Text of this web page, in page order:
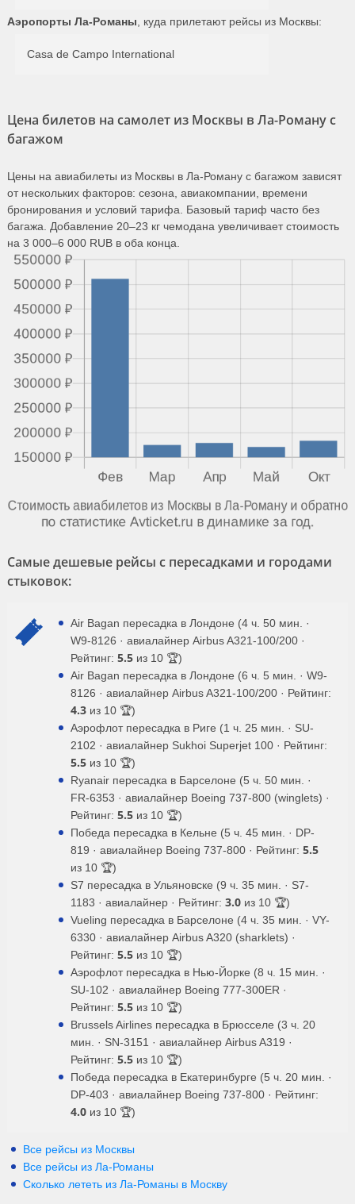
Аэропорты Ла-Романы , куда прилетают рейсы из Москвы:
Casa de Campo International
Цена билетов на самолет из Москвы в Ла-Роману с
багажом
Цены на авиабилеты из Москвы в Ла-Роману с багажом зависят
от нескольких факторов: сезона, авиакомпании, времени
бронирования и условий тарифа. Базовый тариф часто без
багажа. Добавление 20–23 кг чемодана увеличивает стоимость
на 3 000–6 000 RUB в оба конца.
Самые дешевые рейсы с пересадками и городами
стыковок:
Air Bagan пересадка в Лондоне (4 ч. 50 мин. ·
W9-8126 · авиалайнер Airbus A321-100/200 ·
Рейтинг: 5.5 из 10 🏆)
Air Bagan пересадка в Лондоне (6 ч. 5 мин. · W9-
8126 · авиалайнер Airbus A321-100/200 · Рейтинг:
4.3 из 10 🏆)
Аэрофлот пересадка в Риге (1 ч. 25 мин. · SU-
2102 · авиалайнер Sukhoi Superjet 100 · Рейтинг:
5.5 из 10 🏆)
Ryanair пересадка в Барселоне (5 ч. 50 мин. ·
FR-6353 · авиалайнер Boeing 737-800 (winglets) ·
Рейтинг: 5.5 из 10 🏆)
Победа пересадка в Кельне (5 ч. 45 мин. · DP-
819 · авиалайнер Boeing 737-800 · Рейтинг: 5.5
из 10 🏆)
S7 пересадка в Ульяновске (9 ч. 35 мин. · S7-
1183 · авиалайнер · Рейтинг: 3.0 из 10 🏆)
Vueling пересадка в Барселоне (4 ч. 35 мин. · VY-
6330 · авиалайнер Airbus A320 (sharklets) ·
Рейтинг: 5.5 из 10 🏆)
Аэрофлот пересадка в Нью-Йорке (8 ч. 15 мин. ·
SU-102 · авиалайнер Boeing 777-300ER ·
Рейтинг: 5.5 из 10 🏆)
Brussels Airlines пересадка в Брюсселе (3 ч. 20
мин. · SN-3151 · авиалайнер Airbus A319 ·
Рейтинг: 5.5 из 10 🏆)
Победа пересадка в Екатеринбурге (5 ч. 20 мин. ·
DP-403 · авиалайнер Boeing 737-800 · Рейтинг:
4.0 из 10 🏆)
Все рейсы из Москвы
Все рейсы из Ла-Романы
Сколько лететь из Ла-Романы в Москву